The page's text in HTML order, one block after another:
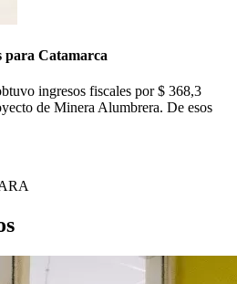
para Catamarca
ingresos fiscales por $ 368,3
de Minera Alumbrera. De esos